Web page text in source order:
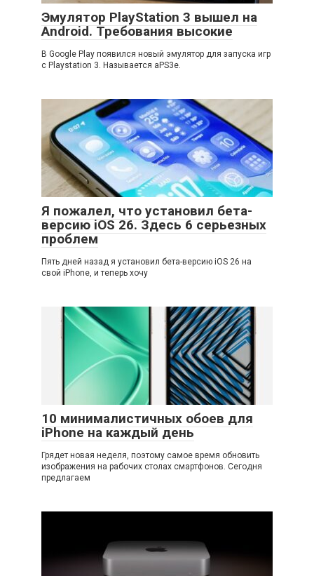
Эмулятор PlayStation 3 вышел на
Android. Требования высокие
В Google Play появился новый эмулятор для запуска игр
с Playstation 3. Называется aPS3e.
Я пожалел, что установил бета-
версию iOS 26. Здесь 6 серьезных
проблем
Пять дней назад я установил бета-версию iOS 26 на
свой iPhone, и теперь хочу
10 минималистичных обоев для
iPhone на каждый день
Грядет новая неделя, поэтому самое время обновить
изображения на рабочих столах смартфонов. Сегодня
предлагаем